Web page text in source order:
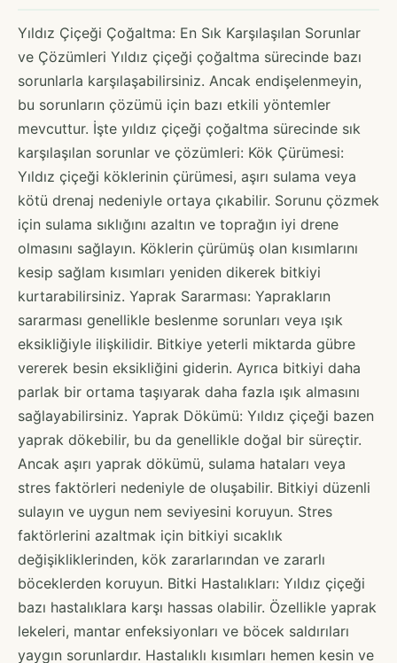
Yıldız Çiçeği Çoğaltma: En Sık Karşılaşılan Sorunlar
ve Çözümleri Yıldız çiçeği çoğaltma sürecinde bazı
sorunlarla karşılaşabilirsiniz. Ancak endişelenmeyin,
bu sorunların çözümü için bazı etkili yöntemler
mevcuttur. İşte yıldız çiçeği çoğaltma sürecinde sık
karşılaşılan sorunlar ve çözümleri: Kök Çürümesi:
Yıldız çiçeği köklerinin çürümesi, aşırı sulama veya
kötü drenaj nedeniyle ortaya çıkabilir. Sorunu çözmek
için sulama sıklığını azaltın ve toprağın iyi drene
olmasını sağlayın. Köklerin çürümüş olan kısımlarını
kesip sağlam kısımları yeniden dikerek bitkiyi
kurtarabilirsiniz. Yaprak Sararması: Yaprakların
sararması genellikle beslenme sorunları veya ışık
eksikliğiyle ilişkilidir. Bitkiye yeterli miktarda gübre
vererek besin eksikliğini giderin. Ayrıca bitkiyi daha
parlak bir ortama taşıyarak daha fazla ışık almasını
sağlayabilirsiniz. Yaprak Dökümü: Yıldız çiçeği bazen
yaprak dökebilir, bu da genellikle doğal bir süreçtir.
Ancak aşırı yaprak dökümü, sulama hataları veya
stres faktörleri nedeniyle de oluşabilir. Bitkiyi düzenli
sulayın ve uygun nem seviyesini koruyun. Stres
faktörlerini azaltmak için bitkiyi sıcaklık
değişikliklerinden, kök zararlarından ve zararlı
böceklerden koruyun. Bitki Hastalıkları: Yıldız çiçeği
bazı hastalıklara karşı hassas olabilir. Özellikle yaprak
lekeleri, mantar enfeksiyonları ve böcek saldırıları
yaygın sorunlardır. Hastalıklı kısımları hemen kesin ve